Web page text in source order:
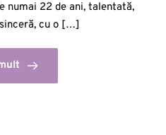
numai 22 de ani, talentată,
cu o […]